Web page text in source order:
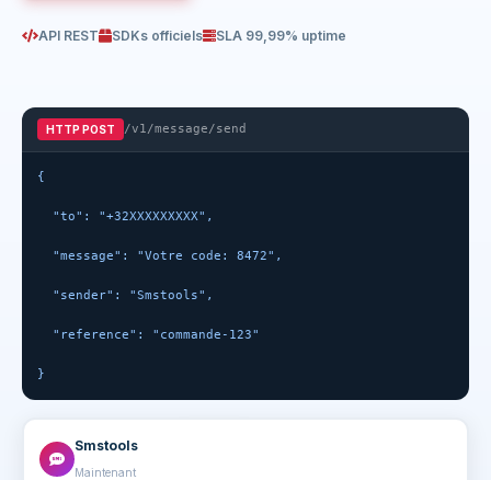
API REST SDKs officiels SLA 99,99% uptime
HTTP POST /v1/message/send
{
  "to": "+32XXXXXXXXX",
  "message": "Votre code: 8472",
  "sender": "Smstools",
  "reference": "commande-123"
}
Smstools
Maintenant